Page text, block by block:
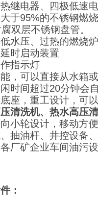
继电器、四极低速电
于95%的不锈钢燃
双层不锈钢盘管。
水压、过热的燃烧
时启动装置
指示灯
，可以直接从水箱
时间超过20分钟会
座，重工设计，可
清洗机、热水高压
小轮设计，移动方
抽油杆、井控设备
厂矿企业车间油污设
：